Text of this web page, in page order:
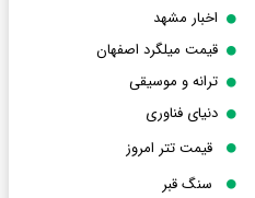
اخبار مشهد
قیمت میلگرد اصفهان
ترانه و موسیقی
دنیای فناوری
قیمت تتر امروز
سنگ قبر